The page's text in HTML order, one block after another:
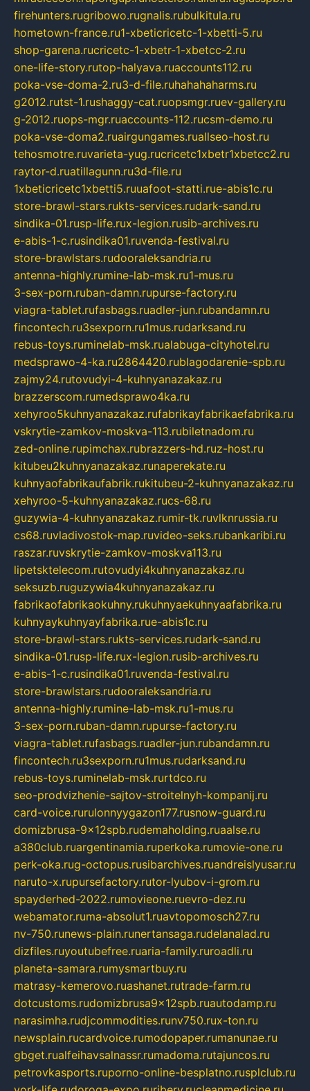
firehunters.rugribowo.rugnalis.rubulkitula.ru
hometown-france.ru1-xbeticricetc-1-xbetti-5.ru
shop-garena.rucricetc-1-xbetr-1-xbetcc-2.ru
one-life-story.rutop-halyava.ruaccounts112.ru
poka-vse-doma-2.ru3-d-file.ruhahahaharms.ru
g2012.rutst-1.rushaggy-cat.ruopsmgr.ruev-gallery.ru
g-2012.ruops-mgr.ruaccounts-112.rucsm-demo.ru
poka-vse-doma2.ruairgungames.ruallseo-host.ru
tehosmotre.ruvarieta-yug.rucricetc1xbetr1xbetcc2.ru
raytor-d.ruatillagunn.ru3d-file.ru
1xbeticricetc1xbetti5.ruuafoot-statti.rue-abis1c.ru
store-brawl-stars.rukts-services.rudark-sand.ru
sindika-01.rusp-life.rux-legion.rusib-archives.ru
e-abis-1-c.rusindika01.ruvenda-festival.ru
store-brawlstars.rudooraleksandria.ru
antenna-highly.rumine-lab-msk.ru1-mus.ru
3-sex-porn.ruban-damn.rupurse-factory.ru
viagra-tablet.rufasbags.ruadler-jun.rubandamn.ru
fincontech.ru3sexporn.ru1mus.rudarksand.ru
rebus-toys.ruminelab-msk.rualabuga-cityhotel.ru
medsprawo-4-ka.ru2864420.rublagodarenie-spb.ru
zajmy24.rutovudyi-4-kuhnyanazakaz.ru
brazzerscom.rumedsprawo4ka.ru
xehyroo5kuhnyanazakaz.rufabrikayfabrikaefabrika.ru
vskrytie-zamkov-moskva-113.rubiletnadom.ru
zed-online.rupimchax.rubrazzers-hd.ruz-host.ru
kitubeu2kuhnyanazakaz.runaperekate.ru
kuhnyaofabrikaufabrik.rukitubeu-2-kuhnyanazakaz.ru
xehyroo-5-kuhnyanazakaz.rucs-68.ru
guzywia-4-kuhnyanazakaz.rumir-tk.ruvlknrussia.ru
cs68.ruvladivostok-map.ruvideo-seks.rubankaribi.ru
raszar.ruvskrytie-zamkov-moskva113.ru
lipetsktelecom.rutovudyi4kuhnyanazakaz.ru
seksuzb.ruguzywia4kuhnyanazakaz.ru
fabrikaofabrikaokuhny.rukuhnyaekuhnyaafabrika.ru
kuhnyaykuhnyayfabrika.rue-abis1c.ru
store-brawl-stars.rukts-services.rudark-sand.ru
sindika-01.rusp-life.rux-legion.rusib-archives.ru
e-abis-1-c.rusindika01.ruvenda-festival.ru
store-brawlstars.rudooraleksandria.ru
antenna-highly.rumine-lab-msk.ru1-mus.ru
3-sex-porn.ruban-damn.rupurse-factory.ru
viagra-tablet.rufasbags.ruadler-jun.rubandamn.ru
fincontech.ru3sexporn.ru1mus.rudarksand.ru
rebus-toys.ruminelab-msk.rurtdco.ru
seo-prodvizhenie-sajtov-stroitelnyh-kompanij.ru
card-voice.rurulonnyygazon177.rusnow-guard.ru
domizbrusa-9x12spb.rudemaholding.ruaalse.ru
a380club.ruargentinamia.ruperkoka.rumovie-one.ru
perk-oka.rug-octopus.rusibarchives.ruandreislyusar.ru
naruto-x.rupursefactory.rutor-lyubov-i-grom.ru
spayderhed-2022.rumovieone.ruevro-dez.ru
webamator.ruma-absolut1.ruavtopomosch27.ru
nv-750.runews-plain.runertansaga.rudelanalad.ru
dizfiles.ruyoutubefree.ruaria-family.ruroadli.ru
planeta-samara.rumysmartbuy.ru
matrasy-kemerovo.ruashanet.rutrade-farm.ru
dotcustoms.rudomizbrusa9x12spb.ruautodamp.ru
narasimha.rudjcommodities.runv750.rux-ton.ru
newsplain.rucardvoice.rumodopaper.rumanunae.ru
gbget.rualfeihavsalnassr.rumadoma.rutajuncos.ru
petrovkasports.ruporno-online-besplatno.rusplclub.ru